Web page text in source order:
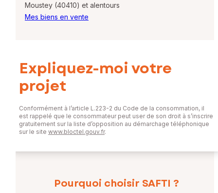
Moustey (40410) et alentours
Mes biens en vente
Pourquoi choisir SAFTI ?
Expliquez-moi votre
projet
Conformément à l’article L.223-2 du Code de la consommation, il
est rappelé que le consommateur peut user de son droit à s’inscrire
gratuitement sur la liste d’opposition au démarchage téléphonique
sur le site www.bloctel.gouv.fr.